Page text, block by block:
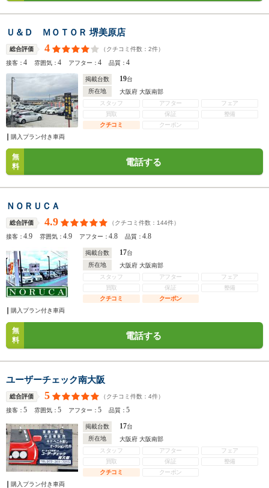
Ｕ＆Ｄ ＭＯＴＯＲ 堺美原店
総合評価 4 （クチコミ件数： 2件）
接客：4 雰囲気：4 アフター：4 品質：4
掲載台数 19台
所在地
大阪府 大阪南部
スタッフ
アフター
フェア
買取
保証
整備
クチコミ
クーポン
購入プラン付き車両
無
料
電話する
ＮＯＲＵＣＡ
総合評価 4.9 （クチコミ件数： 144件）
接客：4.9 雰囲気：4.9 アフター：4.8 品質：4.8
掲載台数 17台
所在地
大阪府 大阪南部
スタッフ
アフター
フェア
買取
保証
整備
クチコミ
クーポン
購入プラン付き車両
無
料
電話する
ユーザーチェック南大阪
総合評価 5 （クチコミ件数： 4件）
接客：5 雰囲気：5 アフター：5 品質：5
掲載台数 17台
所在地
大阪府 大阪南部
スタッフ
アフター
フェア
買取
保証
整備
クチコミ
クーポン
購入プラン付き車両